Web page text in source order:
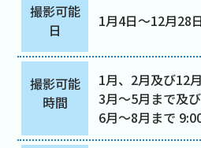
撮影可能
日
1月4日～12月28日
撮影可能
時間
1月、2月及び12
3月～5月まで及
6月～8月まで